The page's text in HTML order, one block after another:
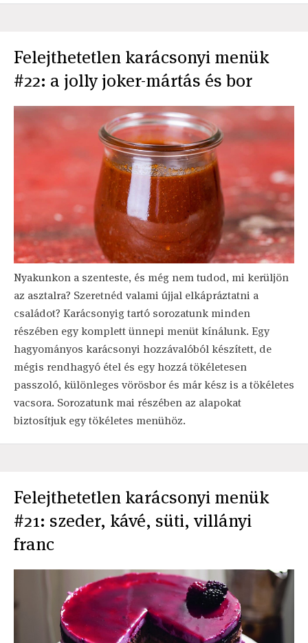
Felejthetetlen karácsonyi menük
#22: a jolly joker-mártás és bor
Nyakunkon a szenteste, és még nem tudod, mi kerüljön
az asztalra? Szeretnéd valami újjal elkápráztatni a
családot? Karácsonyig tartó sorozatunk minden
részében egy komplett ünnepi menüt kínálunk. Egy
hagyományos karácsonyi hozzávalóból készített, de
mégis rendhagyó étel és egy hozzá tökéletesen
passzoló, különleges vörösbor és már kész is a tökéletes
vacsora. Sorozatunk mai részében az alapokat
biztosítjuk egy tökéletes menühöz.
Felejthetetlen karácsonyi menük
#21: szeder, kávé, süti, villányi
franc